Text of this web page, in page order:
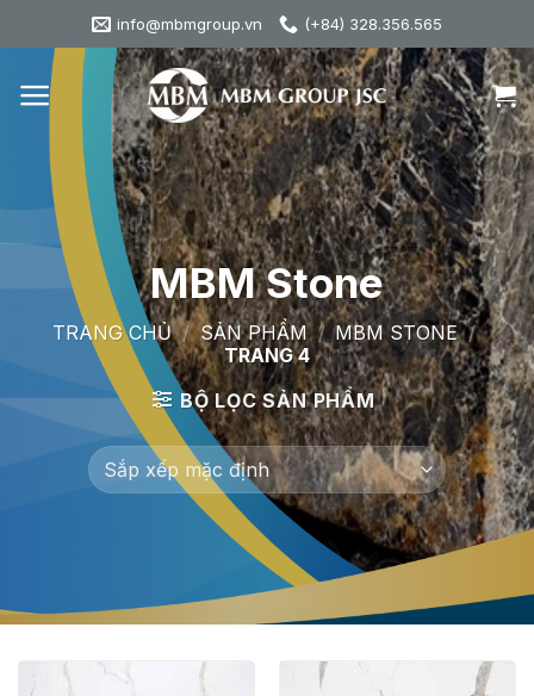
to
content
info@mbmgroup.vn (+84) 328.356.565
MBM Stone
TRANG CHỦ / SẢN PHẨM / MBM STONE /
TRANG 4
BỘ LỌC SẢN PHẨM